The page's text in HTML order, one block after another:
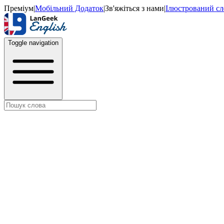
Преміум|Мобільний Додаток|Зв'яжіться з нами|Ілюстрований
Toggle navigation